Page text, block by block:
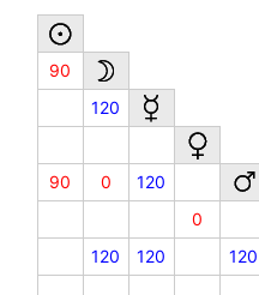
90
120
90 0
120
0
120
120 120